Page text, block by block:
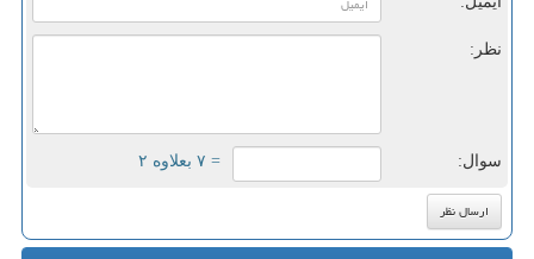
نظر:
سوال: = ۷ بعلاوه ۲